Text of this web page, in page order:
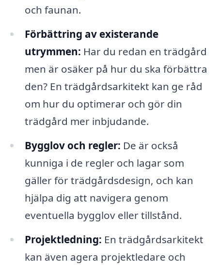
och faunan.
Förbättring av existerande
utrymmen: Har du redan en trädgård
men är osäker på hur du ska förbättra
den? En trädgårdsarkitekt kan ge råd
om hur du optimerar och gör din
trädgård mer inbjudande.
Bygglov och regler: De är också
kunniga i de regler och lagar som
gäller för trädgårdsdesign, och kan
hjälpa dig att navigera genom
eventuella bygglov eller tillstånd.
Projektledning: En trädgårdsarkitekt
kan även agera projektledare och